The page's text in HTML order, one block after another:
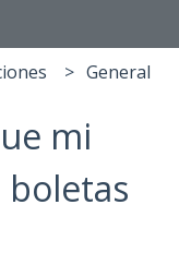
General
mi